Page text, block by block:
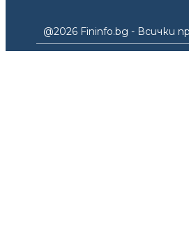
@2026 Fininfo.bg - Всички